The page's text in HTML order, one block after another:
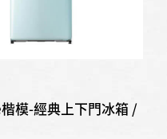
模-經典上下門冰箱 /